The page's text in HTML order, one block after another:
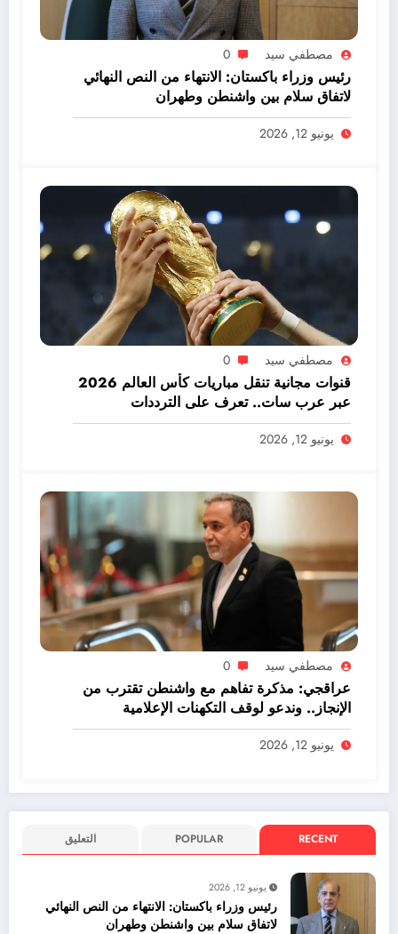
مصطفي سيد 0
رئيس وزراء باكستان: الانتهاء من النص النهائي
لاتفاق سلام بين واشنطن وطهران
يونيو 12, 2026
مصطفي سيد 0
قنوات مجانية تنقل مباريات كأس العالم 2026
عبر عرب سات.. تعرف على الترددات
يونيو 12, 2026
مصطفي سيد 0
عراقجي: مذكرة تفاهم مع واشنطن تقترب من
الإنجاز.. وندعو لوقف التكهنات الإعلامية
يونيو 12, 2026
RECENT
POPULAR التعليق
يونيو 12, 2026
رئيس وزراء باكستان: الانتهاء من النص النهائي
لاتفاق سلام بين واشنطن وطهران